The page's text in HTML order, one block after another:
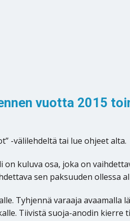
vuotta 2015
-välilehdeltä tai lue ohjeet alta.
kuluva osa, joka on
sen paksuuden ollessa
Tyhjennä varaaja avaamalla
Tiivistä suoja-anodin kierre